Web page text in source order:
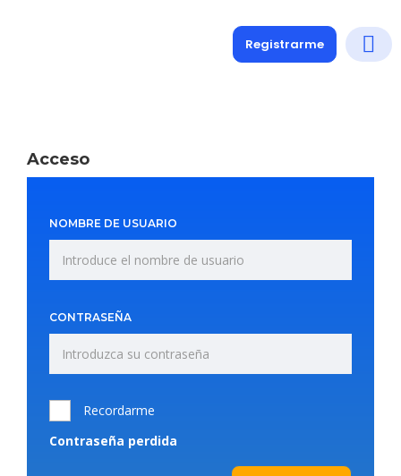
Registrarme
Acceso
NOMBRE DE USUARIO
CONTRASEÑA
Recordarme
Contraseña perdida